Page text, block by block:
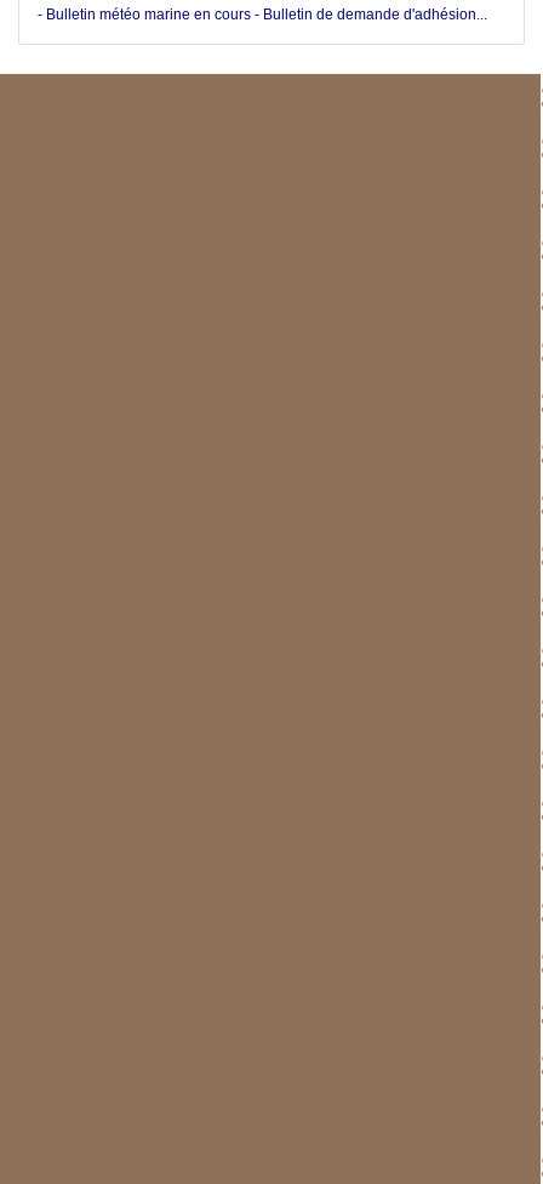
- Bulletin météo marine en cours - Bulletin de demande d'adhésion...